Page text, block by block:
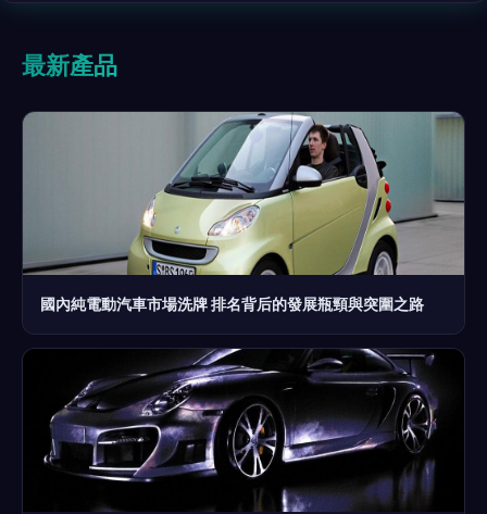
最新產品
國內純電動汽車市場洗牌 排名背后的發展瓶頸與突圍之路